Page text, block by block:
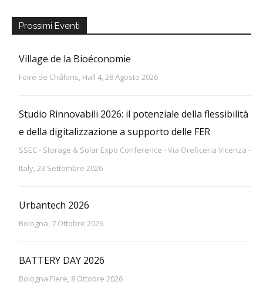
Prossimi Eventi
Village de la Bioéconomie
Foire de Châlons, Hall 4, 28 Agosto 2026
Studio Rinnovabili 2026: il potenziale della flessibilità
e della digitalizzazione a supporto delle FER
SSEC - Storage & Solar Expo Conference - Via Oreficeria Vicenza -
Italy, 23 Settembre 2026
Urbantech 2026
Bologna, 7 Ottobre 2026
BATTERY DAY 2026
Bologna Fiere, 8 Ottobre 2026